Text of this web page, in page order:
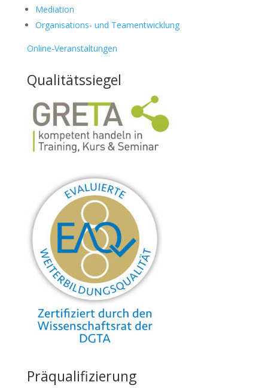
Mediation
Organisations- und Teamentwicklung
Online-Veranstaltungen
Qualitätssiegel
Präqualifizierung